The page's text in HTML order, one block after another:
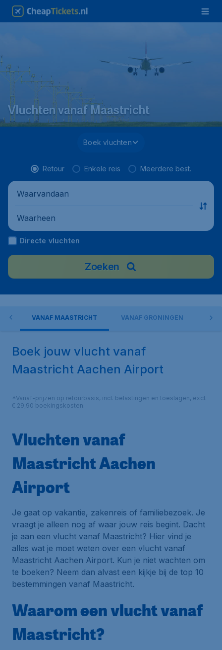
Vluchten vanaf Maastricht
Boek vluchten
Retour Enkele reis Meerdere best.
Waarvandaan
Waarheen
Directe vluchten
Zoeken
VANAF MAASTRICHT VANAF GRONINGEN
Boek jouw vlucht vanaf
Maastricht Aachen Airport
*Vanaf-prijzen op retourbasis, incl. belastingen en toeslagen, excl.
€ 29,90 boekingskosten.
Vluchten vanaf
Maastricht Aachen
Airport
Je gaat op vakantie, zakenreis of familiebezoek. Je
vraagt je alleen nog af waar jouw reis begint. Dacht
je aan een vlucht vanaf Maastricht? Hier vind je
alles wat je moet weten over een vlucht vanaf
Maastricht Aachen Airport. Kun je niet wachten om
te boeken? Neem dan alvast een kijkje bij de top 10
bestemmingen vanaf Maastricht.
Waarom een vlucht vanaf
Maastricht?